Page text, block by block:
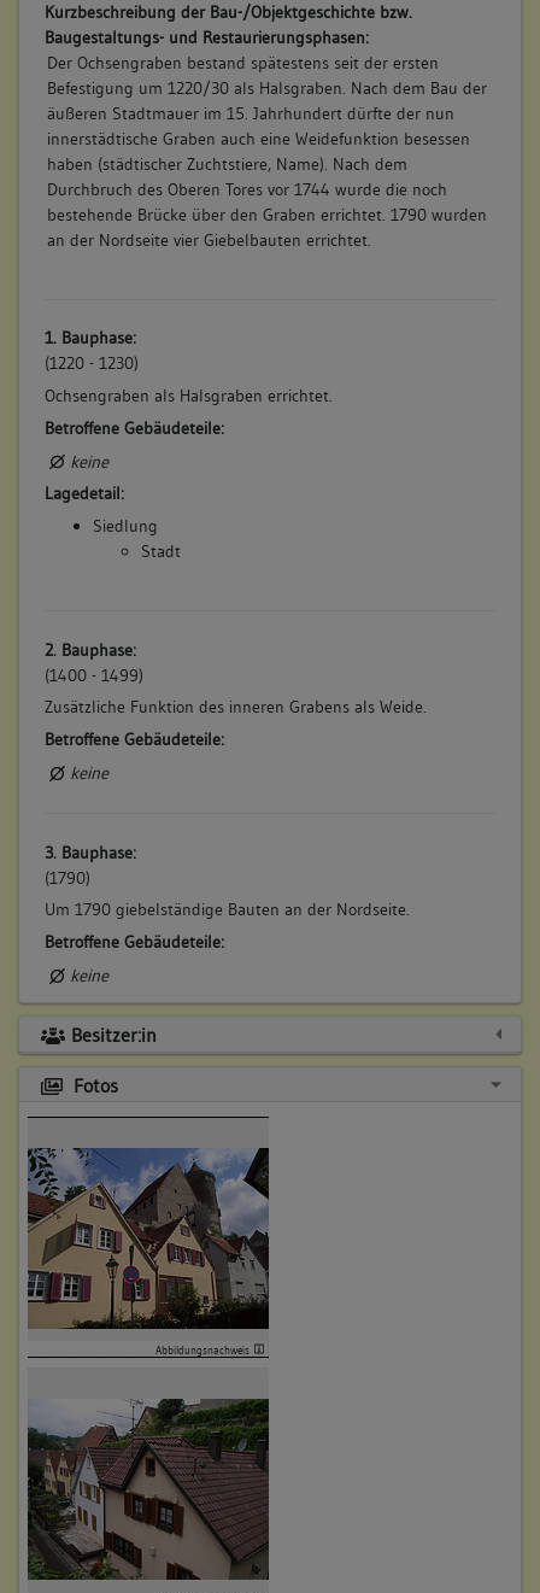
Kurzbeschreibung der Bau-/Objektgeschichte bzw.
Baugestaltungs- und Restaurierungsphasen:
Der Ochsengraben bestand spätestens seit der ersten
Befestigung um 1220/30 als Halsgraben. Nach dem Bau der
äußeren Stadtmauer im 15. Jahrhundert dürfte der nun
innerstädtische Graben auch eine Weidefunktion besessen
haben (städtischer Zuchtstiere, Name). Nach dem
Durchbruch des Oberen Tores vor 1744 wurde die noch
bestehende Brücke über den Graben errichtet. 1790 wurden
an der Nordseite vier Giebelbauten errichtet.
1. Bauphase:
(1220 - 1230)
Ochsengraben als Halsgraben errichtet.
Betroffene Gebäudeteile:
keine
Lagedetail:
Siedlung
Stadt
2. Bauphase:
(1400 - 1499)
Zusätzliche Funktion des inneren Grabens als Weide.
Betroffene Gebäudeteile:
keine
3. Bauphase:
(1790)
Um 1790 giebelständige Bauten an der Nordseite.
Betroffene Gebäudeteile:
keine
Besitzer:in
Fotos
Abbildungsnachweis